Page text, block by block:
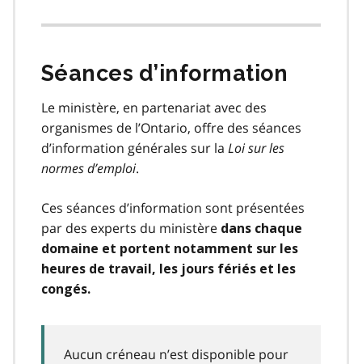
Séances d’information
Le ministère, en partenariat avec des
organismes de l’Ontario, offre des séances
d’information générales sur la Loi sur les
normes d’emploi.
Ces séances d’information sont présentées
par des experts du ministère dans chaque
domaine et portent notamment sur les
heures de travail, les jours fériés et les
congés.
Aucun créneau n’est disponible pour